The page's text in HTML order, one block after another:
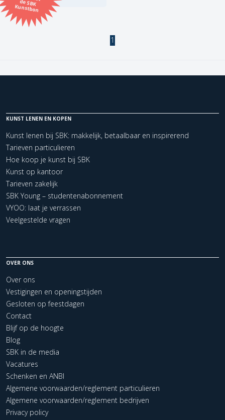
Kunstbon
Kunstenaar
Zoeken
Kerncollectie
1 items. Pagina:
1
KUNST LENEN EN KOPEN
Kunst lenen bij SBK: makkelijk, betaalbaar en inspirerend
Tarieven particulieren
Hoe koop je kunst bij SBK
Kunst op kantoor
Tarieven zakelijk
SBK Young – studentenabonnement
VYOO: laat je verrassen
Veelgestelde vragen
OVER ONS
Over ons
Vestigingen en openingstijden
Gesloten op feestdagen
Contact
Blijf op de hoogte
Blog
SBK in de media
Vacatures
Schenken en ANBI
Algemene voorwaarden/reglement particulieren
Algemene voorwaarden/reglement bedrijven
Privacy policy